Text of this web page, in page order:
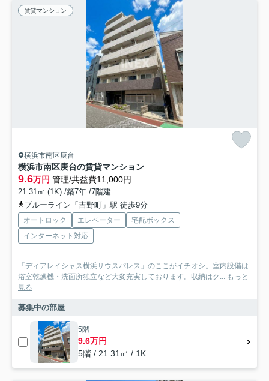
賃貸マンション
横浜市南区庚台
横浜市南区庚台の賃貸マンション
9.6万円 管理/共益費11,000円
21.31㎡ (1K) /築7年 /7階建
ブルーライン「吉野町」駅 徒歩9分
オートロック エレベーター
宅配ボックス
インターネット対応
「ディアレイシャス横浜サウスパレス」のここがイチオシ。室内設備は
浴室乾燥機・洗面所独立など大変充実しております。収納はク... もっと
見る
募集中の部屋
5階
9.6万円
5階 / 21.31㎡ / 1K